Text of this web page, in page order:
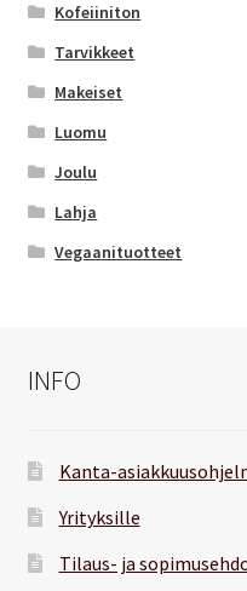
Kofeiiniton
Tarvikkeet
Makeiset
Luomu
Joulu
Lahja
Vegaanituotteet
INFO
Kanta-
Yrityksille
Tilaus- ja